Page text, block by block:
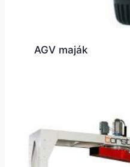
AGV maják